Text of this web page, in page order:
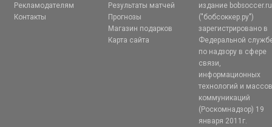
Рекламодателям
Контакты
Результаты матчей
Прогнозы
Магазин подарков
Карта сайта
издание bobsoccer.ru
("бобсоккер.ру")
зарегистрировано в
Федеральной
по надзору в сфере
связи,
информационных
технологий и
коммуникаций
(Роскомнадзор) 19
января 2011г.